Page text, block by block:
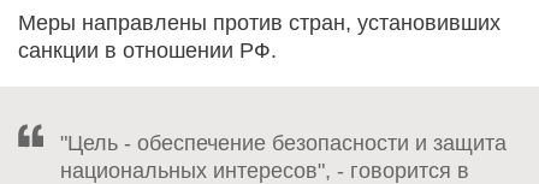
Меры направлены против стран, установивших
санкции в отношении РФ.
"Цель - обеспечение безопасности и защита
национальных интересов", - говорится в